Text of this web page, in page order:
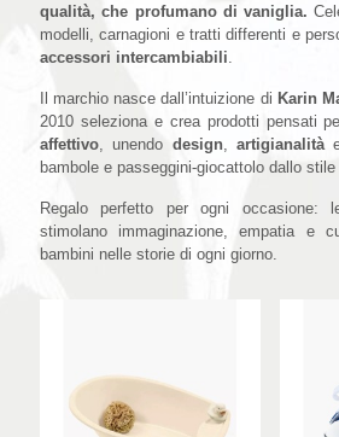
qualità, che profumano di vaniglia.
modelli, carnagioni e tratti differenti e
accessori intercambiabili.
Il marchio nasce dall’intuizione di Karin
2010 seleziona e crea prodotti pensati
affettivo, unendo design, artigianalità
bambole e passeggini-giocattolo dallo
Regalo perfetto per ogni occasione:
stimolano immaginazione, empatia e
bambini nelle storie di ogni giorno.